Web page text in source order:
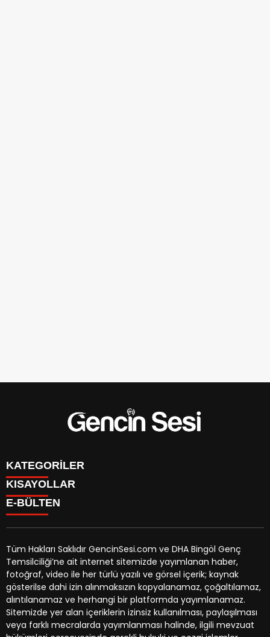
KATEGORİLER
GENÇ
BİNGÖL
ÖZEL HABER
EKONOMİ
YEREL HABERLER
CANLI BORSA
KÜNYE
İLETİŞİM
KISAYOLLAR
BURÇLAR
CANLI TV
HAVA DURUMU
NÖBETÇİ ECZANELER
TRAFİK DURUMU
YEREL HABERLER
GAZETELER
E-BÜLTEN
gencinsesi.com e-bültenine abone olarak, tarafınıza haber,
duyuru ve kampanya içerikli e-postaların gönderilmesini
kabul etmiş olursunuz.
Tüm Hakları Saklıdır GencinSesi.com ve DHA Bingöl Genç
Temsilciliği’ne ait internet sitemizde yayımlanan haber,
fotoğraf, video ile her türlü yazılı ve görsel içerik; kaynak
gösterilse dahi izin alınmaksızın kopyalanamaz, çoğaltılamaz,
alıntılanamaz ve herhangi bir platformda yayımlanamaz.
Sitemizde yer alan içeriklerin izinsiz kullanılması, paylaşılması
veya farklı mecralarda yayımlanması halinde, ilgili mevzuat